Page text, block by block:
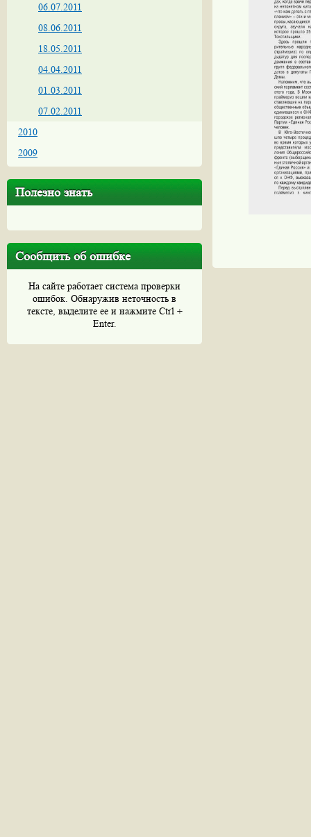
06.07.2011
08.06.2011
18.05.2011
04.04.2011
01.03.2011
07.02.2011
2010
2009
Полезно знать
Сообщить об ошибке
На сайте работает система проверки
ошибок. Обнаружив неточность в
тексте, выделите ее и нажмите Ctrl +
Enter.